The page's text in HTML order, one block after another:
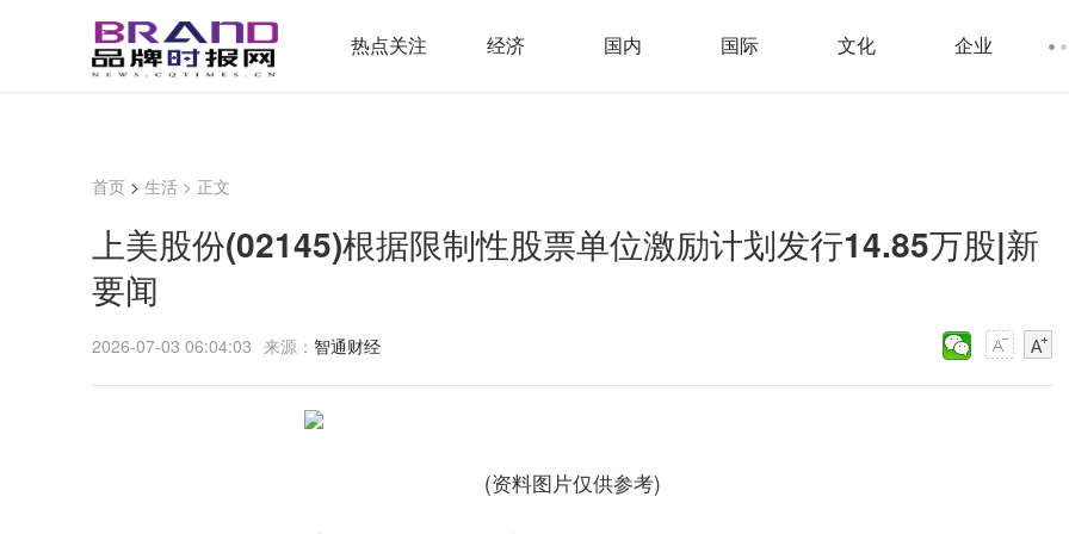
热点关注 经济 国内 国际 文化 企业
首页 > 生活 > 正文
上美股份(02145)根据限制性股票单位激励计划发行14.85万股|新
要闻
2026-07-03 06:04:03 来源： 智通财经
(资料图片仅供参考)